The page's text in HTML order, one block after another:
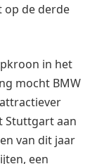
op de derde
in het
mocht BMW
Stuttgart aan
van dit jaar
een